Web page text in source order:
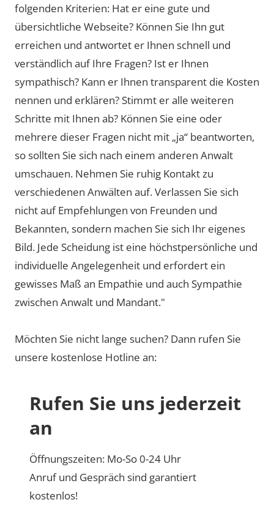
folgenden Kriterien: Hat er eine gute und
übersichtliche Webseite? Können Sie Ihn gut
erreichen und antwortet er Ihnen schnell und
verständlich auf Ihre Fragen? Ist er Ihnen
sympathisch? Kann er Ihnen transparent die Kosten
nennen und erklären? Stimmt er alle weiteren
Schritte mit Ihnen ab? Können Sie eine oder
mehrere dieser Fragen nicht mit „ja“ beantworten,
so sollten Sie sich nach einem anderen Anwalt
umschauen. Nehmen Sie ruhig Kontakt zu
verschiedenen Anwälten auf. Verlassen Sie sich
nicht auf Empfehlungen von Freunden und
Bekannten, sondern machen Sie sich Ihr eigenes
Bild. Jede Scheidung ist eine höchstpersönliche und
individuelle Angelegenheit und erfordert ein
gewisses Maß an Empathie und auch Sympathie
zwischen Anwalt und Mandant."
Möchten Sie nicht lange suchen? Dann rufen Sie
unsere kostenlose Hotline an:
Rufen Sie uns jederzeit
an
Öffnungszeiten: Mo-So 0-24 Uhr
Anruf und Gespräch sind garantiert
kostenlos!